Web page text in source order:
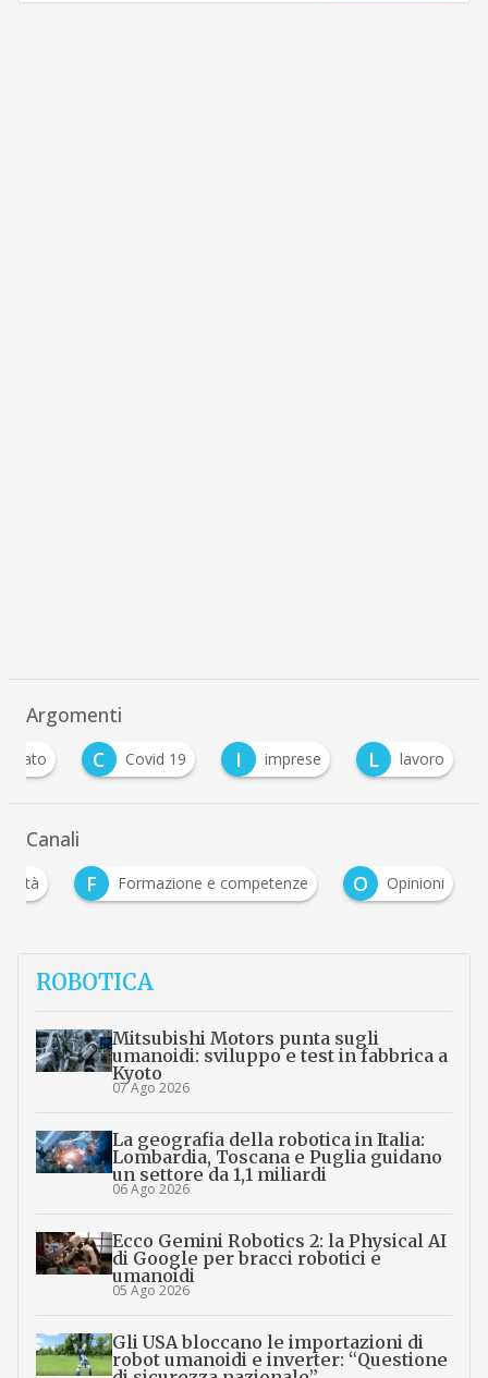
Argomenti
C Covid 19 I imprese L lavoro
Canali
F Formazione e competenze O Opinioni
ROBOTICA
Mitsubishi Motors punta sugli
umanoidi: sviluppo e test in fabbrica a
Kyoto
07 Ago 2026
La geografia della robotica in Italia:
Lombardia, Toscana e Puglia guidano
un settore da 1,1 miliardi
06 Ago 2026
Ecco Gemini Robotics 2: la Physical AI
di Google per bracci robotici e
umanoidi
05 Ago 2026
Gli USA bloccano le importazioni di
robot umanoidi e inverter: “Questione